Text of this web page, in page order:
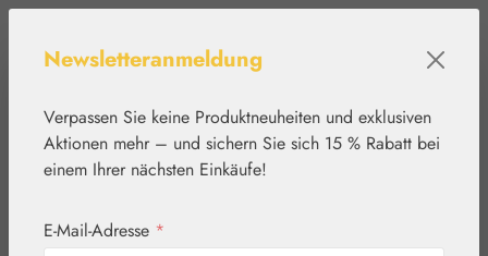
Newsletteranmeldung
Verpassen Sie keine Produktneuheiten und exklusiven
Aktionen mehr – und sichern Sie sich 15 % Rabatt bei
einem Ihrer nächsten Einkäufe!
E-Mail-Adresse *